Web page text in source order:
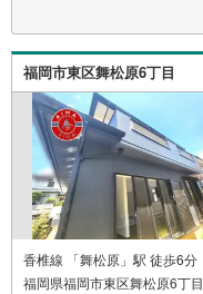
福岡市東区舞松原6丁目
香椎線 「舞松原」駅 徒歩6分
福岡県福岡市東区舞松原6丁目